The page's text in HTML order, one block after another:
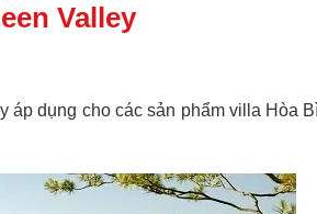
Valley
áp dụng cho các sản phẩm villa Hòa